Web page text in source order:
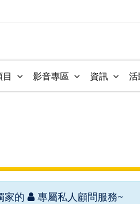
影音專區 資訊
家的
專屬私人顧問服務~